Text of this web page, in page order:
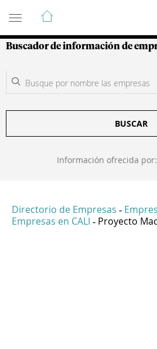
Guía de Empresas
Buscador de información de
BUSCAR
Información ofrecida por:
Directorio de Empresas -
Empresas en CALI - Proyecto